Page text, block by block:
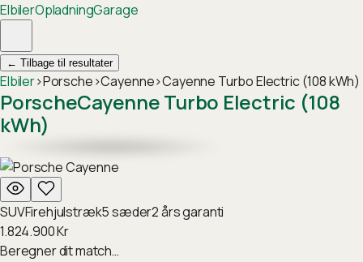
ElbilerOpladningGarage
← Tilbage til resultater
Elbiler›Porsche›Cayenne›Cayenne Turbo Electric (108 kWh)
PorscheCayenne Turbo Electric (108
kWh)
SUVFirehjulstræk5sæder2års garanti
1.824.900Kr
Beregner dit match…